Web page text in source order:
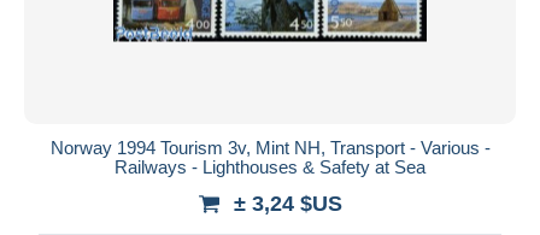
Norway 1994 Tourism 3v, Mint NH, Transport - Various -
Railways - Lighthouses & Safety at Sea
± 3,24 $US